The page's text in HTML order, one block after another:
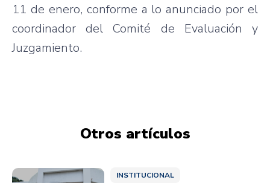
11 de enero, conforme a lo anunciado por el
coordinador del Comité de Evaluación y
Juzgamiento.
Otros artículos
INSTITUCIONAL